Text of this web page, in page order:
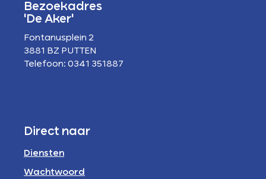
Bezoekadres
'De Aker'
Fontanusplein 2
3881 BZ PUTTEN
Telefoon: 0341 351887
Direct naar
Diensten
Wachtwoord